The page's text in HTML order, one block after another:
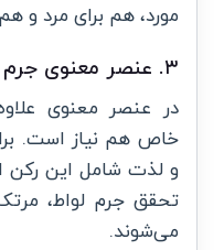
مورد، هم برای مرد و
۳. عنصر معنوی جرم لواط:
در عنصر معنوی
خاص هم نیاز است.
و لذت شامل این
تحقق جرم لواط،
می‌شوند.